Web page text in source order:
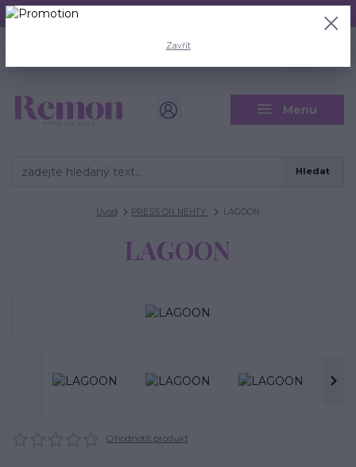
Aktuální doba odeslání je 3 - 5 pracovních dní.
Menu
CZK
Hledat
Úvod PRESS ON NEHTY LAGOON
LAGOON
Ohodnotit produkt
Zavřít